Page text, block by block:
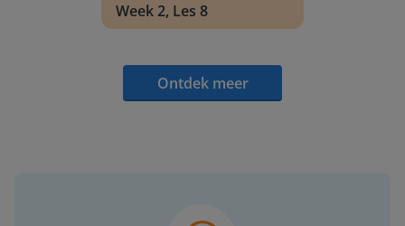
Week 2, Les 8
Ontdek meer